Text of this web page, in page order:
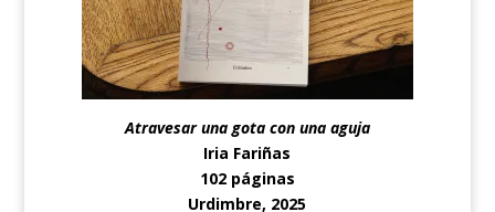
Atravesar una gota con una aguja
Iria Fariñas
102 páginas
Urdimbre, 2025